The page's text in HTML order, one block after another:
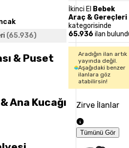
(65.936)
& Puset
Ana Kucağı
İkinci El Bebek
Araç & Gereçleri
kategorisinde
65.936 ilan
Aradığın ilan artık
yayında değil.
Aşağıdaki benzer
ilanlara göz
atabilirsin!
Zirve İlanlar
Tümünü Gör